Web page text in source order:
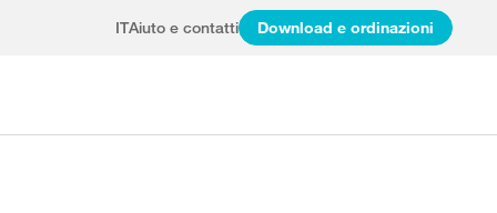
ITAiuto e contatti Download e ordinazioni